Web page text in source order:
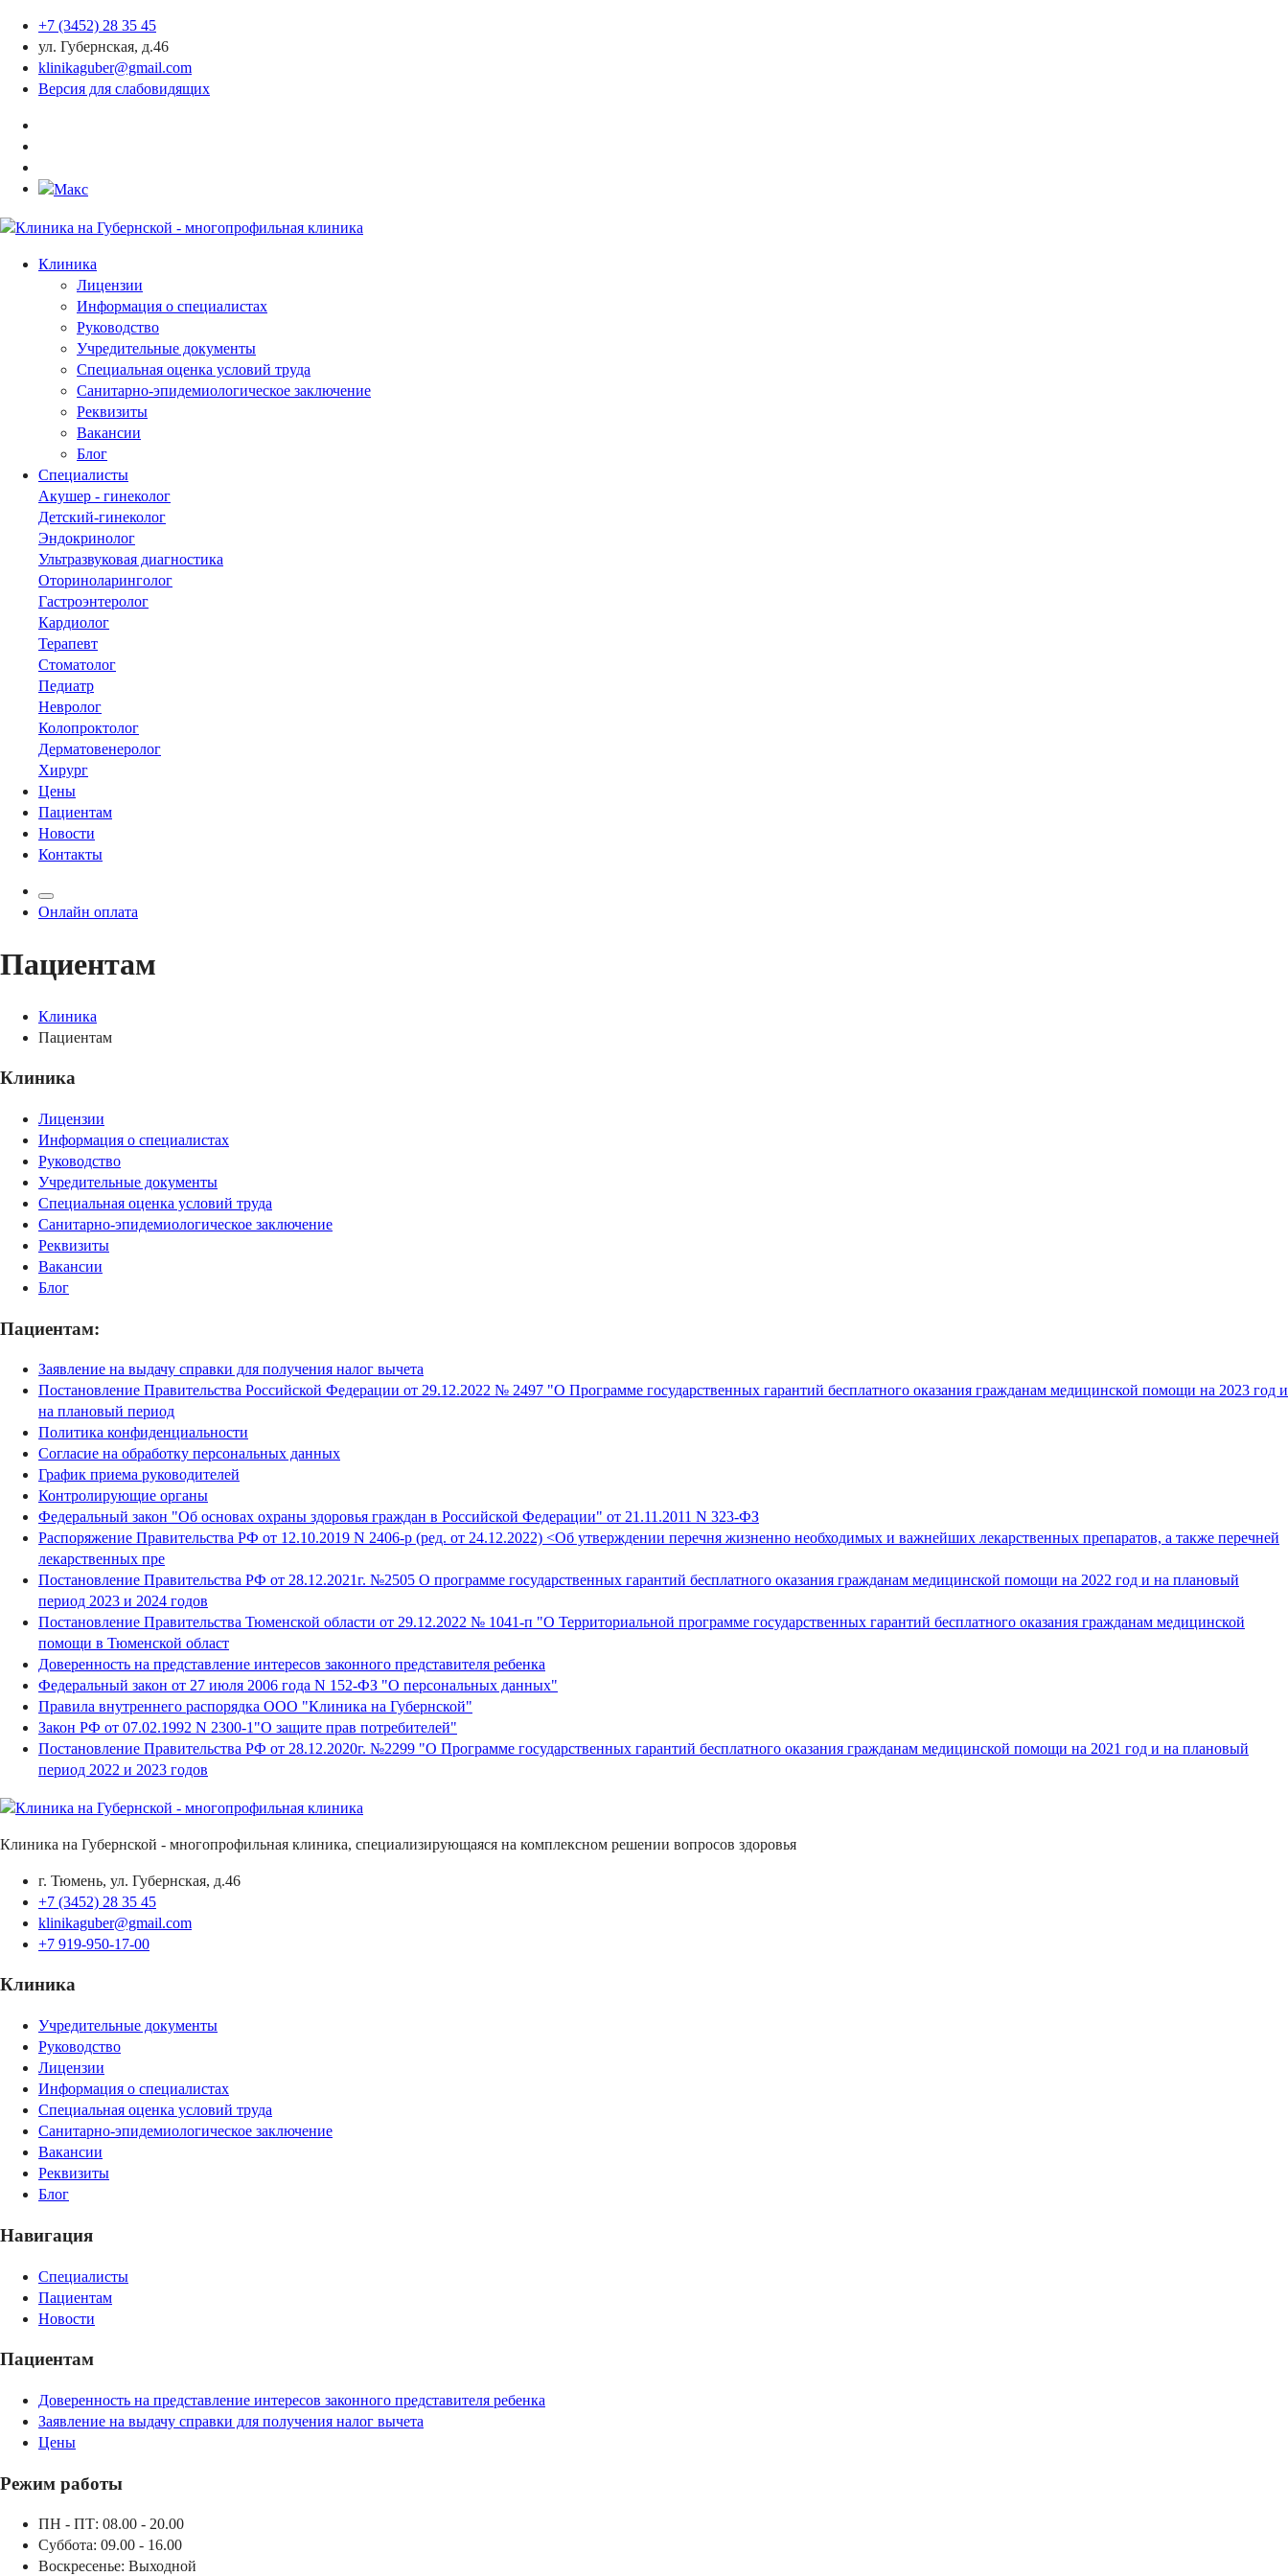
+7 (3452) 28 35 45
ул. Губернская, д.46
klinikaguber@gmail.com
Версия для слабовидящих
Клиника
Лицензии
Информация о специалистах
Руководство
Учредительные документы
Специальная оценка условий труда
Санитарно-эпидемиологическое заключение
Реквизиты
Вакансии
Блог
Специалисты
Акушер - гинеколог
Детский-гинеколог
Эндокринолог
Ультразвуковая диагностика
Оториноларинголог
Гастроэнтеролог
Кардиолог
Терапевт
Стоматолог
Педиатр
Невролог
Колопроктолог
Дерматовенеролог
Хирург
Цены
Пациентам
Новости
Контакты
Онлайн оплата
Пациентам
Клиника
Пациентам
Клиника
Лицензии
Информация о специалистах
Руководство
Учредительные документы
Специальная оценка условий труда
Санитарно-эпидемиологическое заключение
Реквизиты
Вакансии
Блог
Пациентам:
Заявление на выдачу справки для получения налог вычета
Постановление Правительства Российской Федерации от 29.12.2022 № 2497 "О Программе государственных гарантий бесплатного оказания гражданам медицинской помощи на 2023 год и
на плановый период
Политика конфиденциальности
Согласие на обработку персональных данных
График приема руководителей
Контролирующие органы
Федеральный закон "Об основах охраны здоровья граждан в Российской Федерации" от 21.11.2011 N 323-ФЗ
Распоряжение Правительства РФ от 12.10.2019 N 2406-р (ред. от 24.12.2022) <Об утверждении перечня жизненно необходимых и важнейших лекарственных препаратов, а также перечней
лекарственных пре
Постановление Правительства РФ от 28.12.2021г. №2505 О программе государственных гарантий бесплатного оказания гражданам медицинской помощи на 2022 год и на плановый
период 2023 и 2024 годов
Постановление Правительства Тюменской области от 29.12.2022 № 1041-п "О Территориальной программе государственных гарантий бесплатного оказания гражданам медицинской
помощи в Тюменской област
Доверенность на представление интересов законного представителя ребенка
Федеральный закон от 27 июля 2006 года N 152-ФЗ "О персональных данных"
Правила внутреннего распорядка ООО "Клиника на Губернской"
Закон РФ от 07.02.1992 N 2300-1"О защите прав потребителей"
Постановление Правительства РФ от 28.12.2020г. №2299 "О Программе государственных гарантий бесплатного оказания гражданам медицинской помощи на 2021 год и на плановый
период 2022 и 2023 годов
Клиника на Губернской - многопрофильная клиника, специализирующаяся на комплексном решении вопросов здоровья
г. Тюмень, ул. Губернская, д.46
+7 (3452) 28 35 45
klinikaguber@gmail.com
+7 919-950-17-00
Клиника
Учредительные документы
Руководство
Лицензии
Информация о специалистах
Специальная оценка условий труда
Санитарно-эпидемиологическое заключение
Вакансии
Реквизиты
Блог
Навигация
Специалисты
Пациентам
Новости
Пациентам
Доверенность на представление интересов законного представителя ребенка
Заявление на выдачу справки для получения налог вычета
Цены
Режим работы
ПН - ПТ: 08.00 - 20.00
Суббота: 09.00 - 16.00
Воскресенье: Выходной